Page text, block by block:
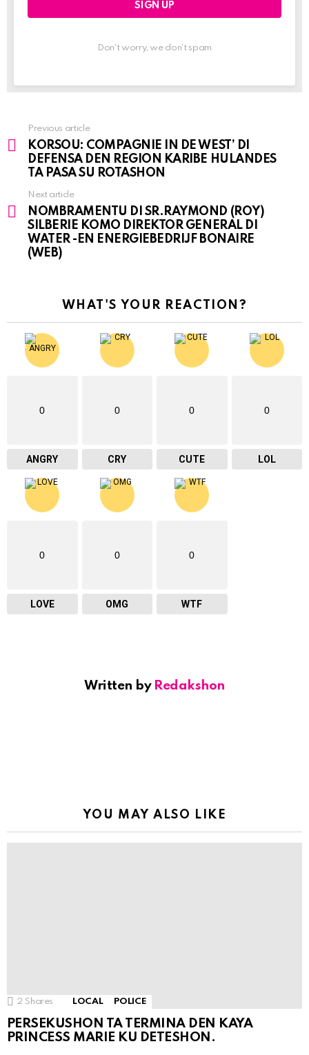
Don't worry, we don't spam
See
more
Previous article
KORSOU: COMPAGNIE IN DE WEST’ DI
DEFENSA DEN REGION KARIBE HULANDES
TA PASA SU ROTASHON
Next article
NOMBRAMENTU DI SR.RAYMOND (ROY)
SILBERIE KOMO DIREKTOR GENERAL DI
WATER -EN ENERGIEBEDRIJF BONAIRE
(WEB)
WHAT'S YOUR REACTION?
0
ANGRY
0
CRY
0
CUTE
0
LOL
0
LOVE
0
OMG
0
WTF
Written by Redakshon
YOU MAY ALSO LIKE
2 Shares LOCAL POLICE
PERSEKUSHON TA TERMINA DEN KAYA
PRINCESS MARIE KU DETESHON.